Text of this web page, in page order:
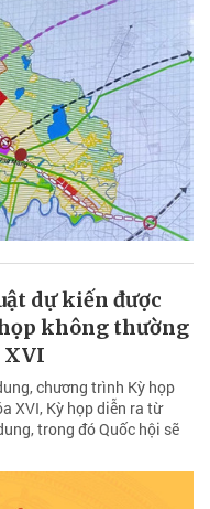
dự kiến được
không thường
XVI
chương trình Kỳ họp
XVI, Kỳ họp diễn ra từ
trong đó Quốc hội sẽ